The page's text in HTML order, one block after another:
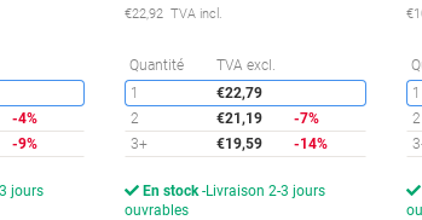
Économies
-4%
-9%
jours
€22,92 TVA incl.
Quantité TVA excl.
1
€22,79
2
€21,19
-7%
3+
€19,59 -14%
En stock Livraison 2-3 jours
ouvrables
1
2